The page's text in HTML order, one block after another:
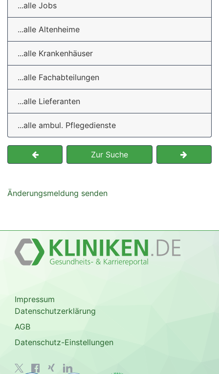
...alle Jobs
...alle Altenheime
...alle Krankenhäuser
...alle Fachabteilungen
...alle Lieferanten
...alle ambul. Pflegedienste
Zur Suche
Änderungsmeldung senden
Impressum
Datenschutzerklärung
AGB
Datenschutz-Einstellungen